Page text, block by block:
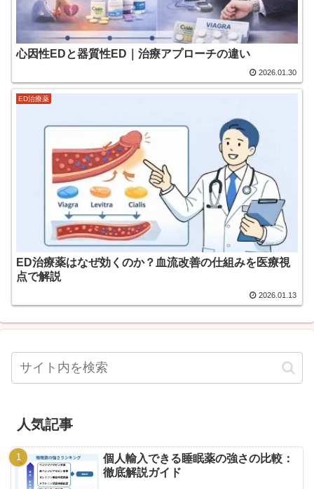
心因性EDと器質性ED｜治療アプローチの違い
2026.01.30
ED治療薬
ED治療薬はなぜ効くのか？血流改善の仕組みを医療視
点で解説
2026.01.13
人気記事
個人輸入できる睡眠薬の強さの比較：
徹底解説ガイド